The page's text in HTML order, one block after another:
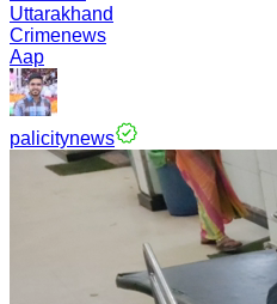
Uttarakhand
Crimenews
Aap
palicitynews